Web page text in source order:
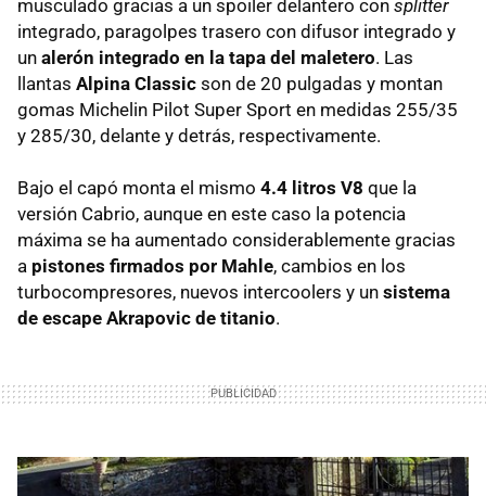
musculado gracias a un spoiler delantero con splitter
integrado, paragolpes trasero con difusor integrado y
un alerón integrado en la tapa del maletero. Las
llantas Alpina Classic son de 20 pulgadas y montan
gomas Michelin Pilot Super Sport en medidas 255/35
y 285/30, delante y detrás, respectivamente.
Bajo el capó monta el mismo 4.4 litros V8 que la
versión Cabrio, aunque en este caso la potencia
máxima se ha aumentado considerablemente gracias
a pistones firmados por Mahle, cambios en los
turbocompresores, nuevos intercoolers y un sistema
de escape Akrapovic de titanio.